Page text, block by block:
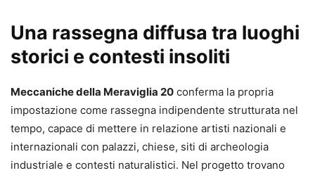
Una rassegna diffusa tra luoghi
storici e contesti insoliti
Meccaniche della Meraviglia 20 conferma la propria
impostazione come rassegna indipendente strutturata nel
tempo, capace di mettere in relazione artisti nazionali e
internazionali con palazzi, chiese, siti di archeologia
industriale e contesti naturalistici. Nel progetto trovano